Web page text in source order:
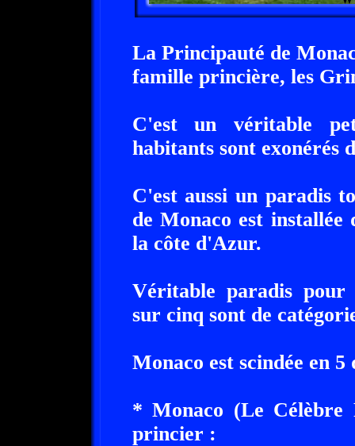
La Principauté de
famille princière, les
C'est un véritable
habitants sont exonérés
C'est aussi un paradis
de Monaco est installée
la côte d'Azur.
Véritable paradis
sur cinq sont de
Monaco est scindée en
* Monaco (Le Célèbre
princier :